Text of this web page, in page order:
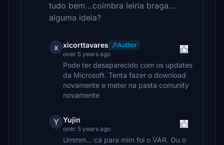
tudo bem...coimbra leiria braga...
alguma ideia?
x xicorttavares
Author
over 5 years ago
Pode ter desaparecido com os updates
da Microsoft. Tenta fazer o download
novamente e meter na pasta comunity
novamente
Y Yujin
over 5 years ago
Ummm... cá para mim foi o VAR. Ou o